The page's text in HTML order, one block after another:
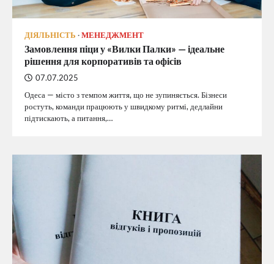
ДІЯЛЬНІСТЬ МЕНЕДЖМЕНТ
Замовлення піци у «Вилки Палки» — ідеальне
рішення для корпоративів та офісів
07.07.2025
Одеса — місто з темпом життя, що не зупиняється. Бізнеси
ростуть, команди працюють у швидкому ритмі, дедлайни
підтискають, а питання,…